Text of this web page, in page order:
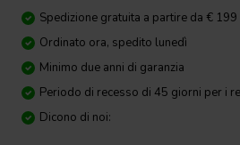
Spedizione gratuita a partire da € 199
Ordinato ora, spedito lunedì
Minimo due anni di garanzia
Periodo di recesso di 45 giorni per i
Dicono di noi: